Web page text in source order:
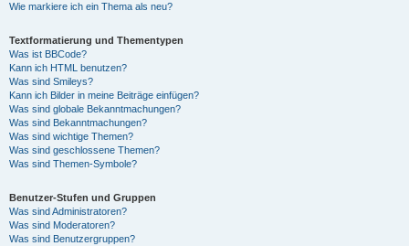
Wie markiere ich ein Thema als neu?
Textformatierung und Thementypen
Was ist BBCode?
Kann ich HTML benutzen?
Was sind Smileys?
Kann ich Bilder in meine Beiträge einfügen?
Was sind globale Bekanntmachungen?
Was sind Bekanntmachungen?
Was sind wichtige Themen?
Was sind geschlossene Themen?
Was sind Themen-Symbole?
Benutzer-Stufen und Gruppen
Was sind Administratoren?
Was sind Moderatoren?
Was sind Benutzergruppen?